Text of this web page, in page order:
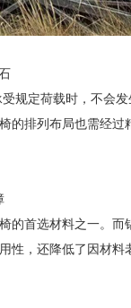
规定荷载时，不会
排列布局也需经
首选材料之一。
，还降低了因材料